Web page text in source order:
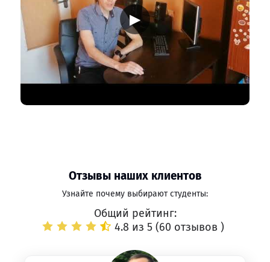
▶
Отзывы наших клиентов
Узнайте почему выбирают студенты:
Общий рейтинг:
4.8 из 5 (60 отзывов )